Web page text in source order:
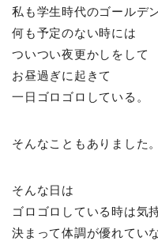
私も学生時代のゴールデ
何も予定のない時には
ついつい夜更かしをして
お昼過ぎに起きて
一日ゴロゴロしている。
そんなこともありました。
そんな日は
ゴロゴロしている時は気
決まって体調が優れてい